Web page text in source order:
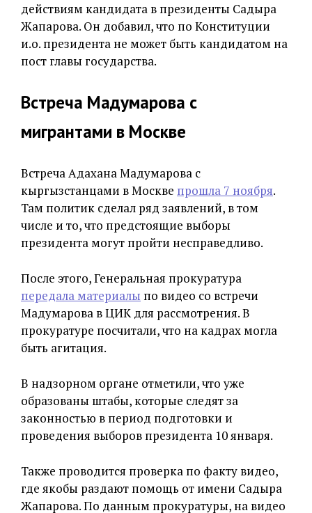
действиям кандидата в президенты Садыра
Жапарова. Он добавил, что по Конституции
и.о. президента не может быть кандидатом на
пост главы государства.
Встреча Мадумарова с
мигрантами в Москве
Встреча Адахана Мадумарова с
кыргызстанцами в Москве прошла 7 ноября.
Там политик сделал ряд заявлений, в том
числе и то, что предстоящие выборы
президента могут пройти несправедливо.
После этого, Генеральная прокуратура
передала материалы по видео со встречи
Мадумарова в ЦИК для рассмотрения. В
прокуратуре посчитали, что на кадрах могла
быть агитация.
В надзорном органе отметили, что уже
образованы штабы, которые следят за
законностью в период подготовки и
проведения выборов президента 10 января.
Также проводится проверка по факту видео,
где якобы раздают помощь от имени Садыра
Жапарова. По данным прокуратуры, на видео